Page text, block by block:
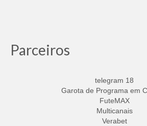
Parceiros
telegram 18
Garota de Programa em
FuteMAX
Multicanais
Verabet